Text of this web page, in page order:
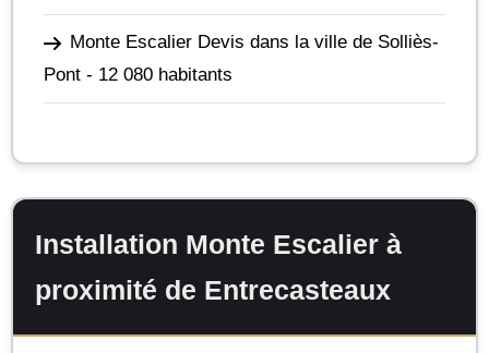
Monte Escalier Devis dans la ville de Solliès-
Pont - 12 080 habitants
Installation Monte Escalier à
proximité de Entrecasteaux